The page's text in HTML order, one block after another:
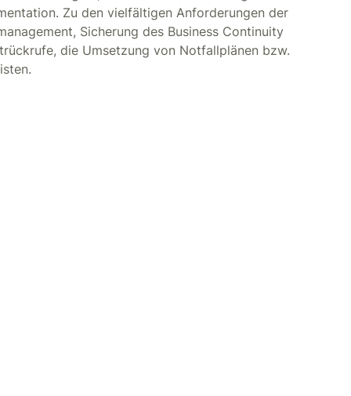
Zu den vielfältigen Anforderungen der
Sicherung des Business Continuity
die Umsetzung von Notfallplänen bzw.